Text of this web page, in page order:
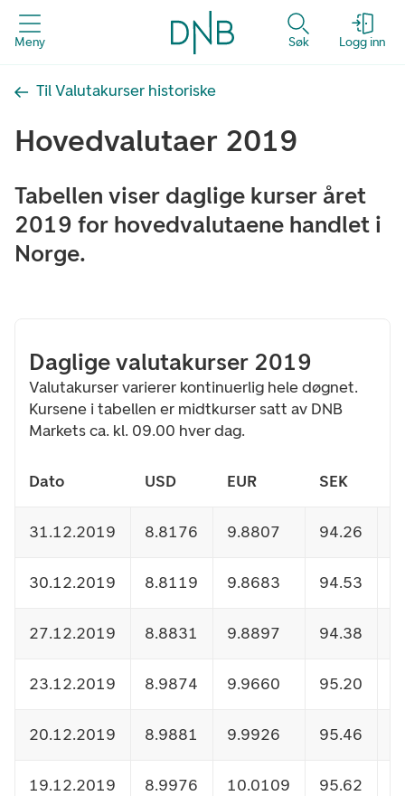
Meny Søk Logg inn
Til Valutakurser historiske
Hovedvalutaer 2019
Tabellen viser daglige kurser året
2019 for hovedvalutaene handlet i
Norge.
Daglige valutakurser 2019
Valutakurser varierer kontinuerlig hele døgnet.
Kursene i tabellen er midtkurser satt av DNB
Markets ca. kl. 09.00 hver dag.
Dato USD EUR SEK
31.12.2019 8.8176 9.8807 94.26
30.12.2019 8.8119 9.8683 94.53
27.12.2019 8.8831 9.8897 94.38
23.12.2019 8.9874 9.9660 95.20
20.12.2019 8.9881 9.9926 95.46
19.12.2019 8.9976 10.0109 95.62